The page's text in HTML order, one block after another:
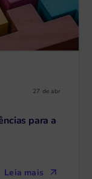
27 de abr
para a
Leia mais